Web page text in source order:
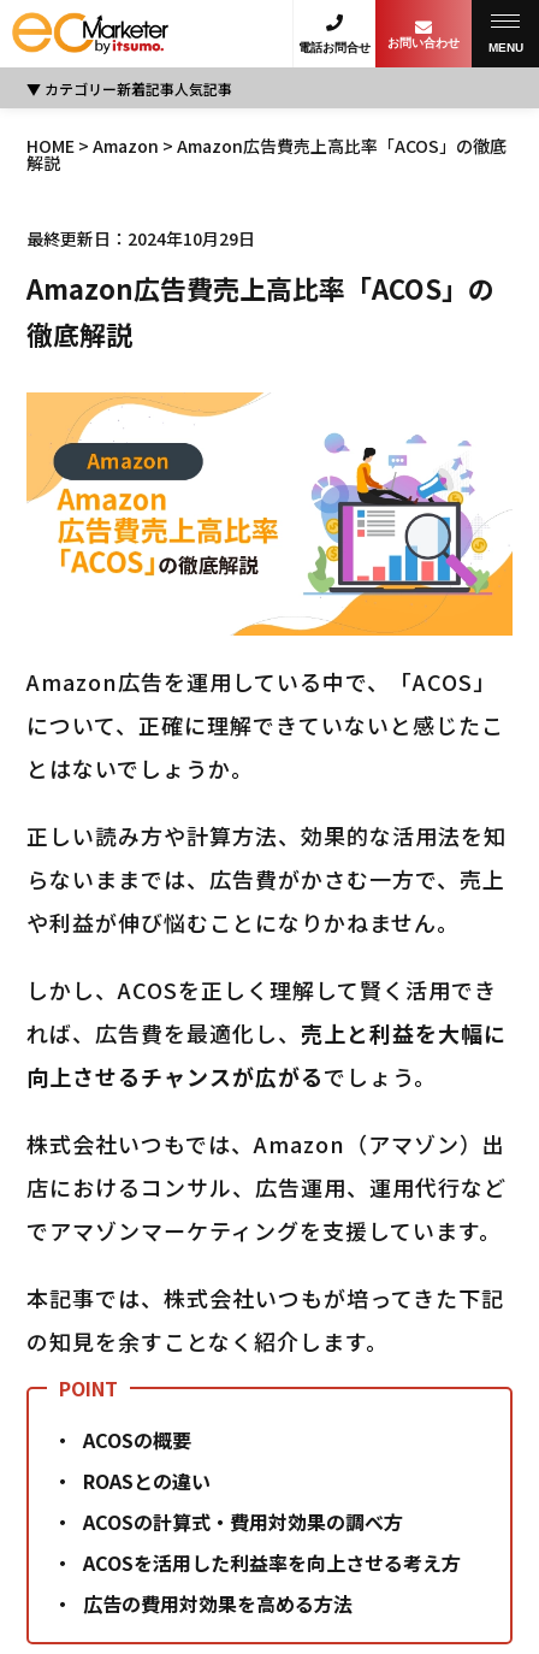
電話お問合せ お問い合わせ MENU
カテゴリー新着記事人気記事
HOME >Amazon > Amazon広告費売上高比率「ACOS」の徹底
解説
最終更新日：2024年10月29日
Amazon広告費売上高比率「ACOS」の
徹底解説
Amazon広告を運用している中で、「ACOS」
について、正確に理解できていないと感じたこ
とはないでしょうか。
正しい読み方や計算方法、効果的な活用法を知
らないままでは、広告費がかさむ一方で、売上
や利益が伸び悩むことになりかねません。
しかし、ACOSを正しく理解して賢く活用でき
れば、広告費を最適化し、 売上と利益を大幅に
向上させるチャンスが広がるでしょう。
株式会社いつもでは、Amazon（アマゾン）出
店におけるコンサル、広告運用、運用代行など
でアマゾンマーケティングを支援しています。
本記事では、株式会社いつもが培ってきた下記
の知見を余すことなく紹介します。
ACOSの概要
ROASとの違い
ACOSの計算式・費用対効果の調べ方
ACOSを活用した利益率を向上させる考え方
広告の費用対効果を高める方法